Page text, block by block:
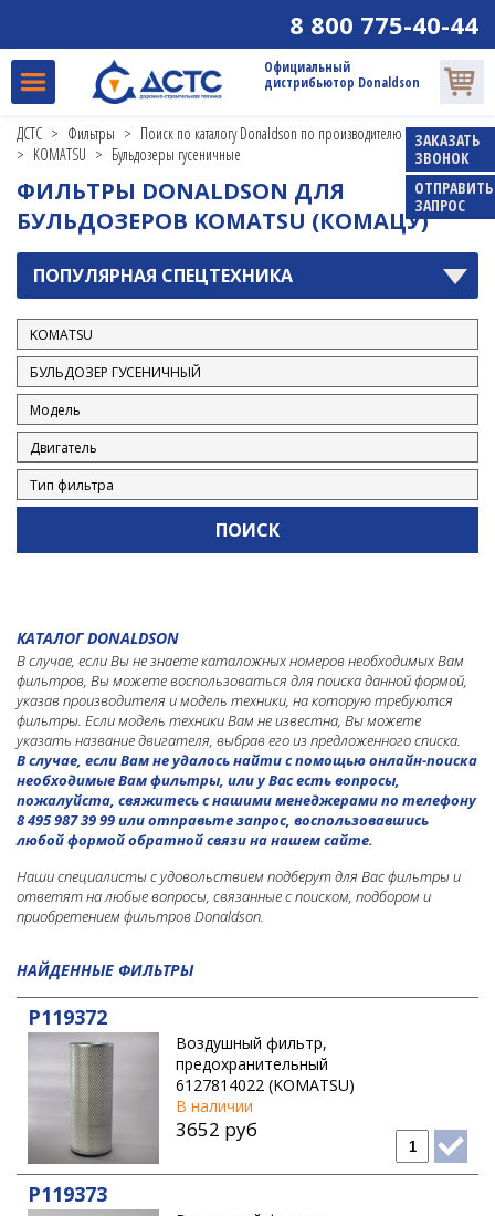
8 800 775-40-44
Официальный
дистрибьютор Donaldson
ЗАКАЗАТЬ
ЗВОНОК
ОТПРАВИТЬ
ЗАПРОС
ДСТС > Фильтры > Поиск по каталогу Donaldson по производителю и модели
> KOMATSU > Бульдозеры гусеничные
ФИЛЬТРЫ DONALDSON ДЛЯ
БУЛЬДОЗЕРОВ KOMATSU (КОМАЦУ)
ПОПУЛЯРНАЯ СПЕЦТЕХНИКА
HITACHI
HYUNDAI
INGERSOLL RAND
JOHN DEERE
KATO
KOBELCO
KOMATSU
Бульдозеры гусеничные
Генераторы
Грейдеры
Двигатели
Краны
Погрузчики вилочные
Погрузчики колесные
Погрузчики с бортовым поворотом
Экскаваторы
Экскаваторы гусеничные
Экскаваторы колесные
Экскаваторы-погрузчики
KUBOTA
LIEBHERR
LIUGONG
LONKING
MANITOU
MTU
NEW HOLLAND
NISSAN
PERKINS
SAKAI
SENNEBOGEN
SHANTUI
TADANO
КАТАЛОГ DONALDSON
В случае, если Вы не знаете каталожных номеров необходимых Вам
фильтров, Вы можете воспользоваться для поиска данной формой,
указав производителя и модель техники, на которую требуются
фильтры. Если модель техники Вам не известна, Вы можете
указать название двигателя, выбрав его из предложенного списка.
В случае, если Вам не удалось найти с помощью онлайн-поиска
необходимые Вам фильтры, или у Вас есть вопросы,
пожалуйста, свяжитесь с нашими менеджерами по телефону
8 495 987 39 99 или отправьте запрос, воспользовавшись
любой формой обратной связи на нашем сайте.
Наши специалисты с удовольствием подберут для Вас фильтры и
ответят на любые вопросы, связанные с поиском, подбором и
приобретением фильтров Donaldson.
НАЙДЕННЫЕ ФИЛЬТРЫ
P119372
Воздушный фильтр,
предохранительный
6127814022 (KOMATSU)
В наличии
3652 руб
P119373